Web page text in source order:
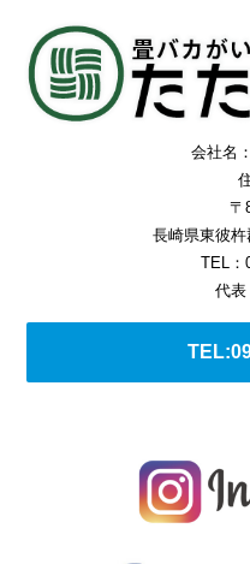
会社名
〒
長崎県東彼
TEL：
代